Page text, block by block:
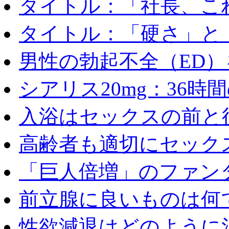
タイトル：「社長、こ
タイトル：「硬さ」と
男性の勃起不全（ED
シアリス20mg：36時
入浴はセックスの前と
高齢者も適切にセック
「巨人倍増」のファ
前立腺に良いものは何